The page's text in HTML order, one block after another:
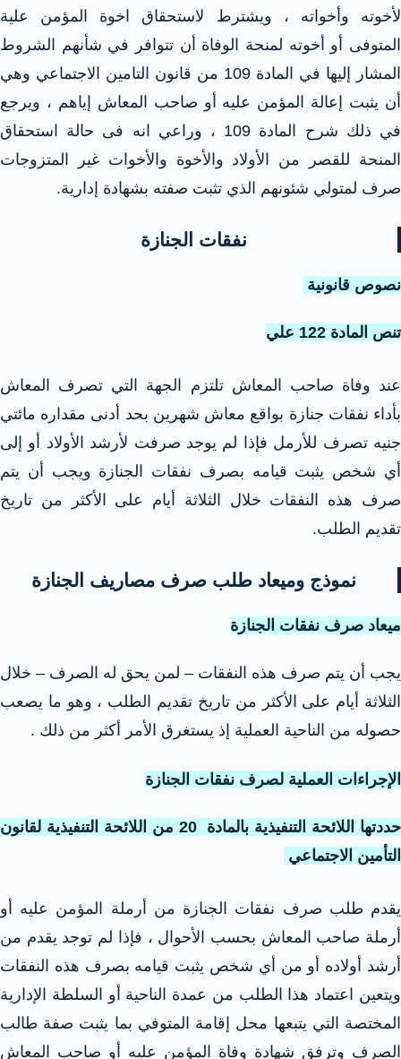
لأخوته وأخواته ، ويشترط لاستحقاق اخوة المؤمن علية
المتوفى أو أخوته لمنحة الوفاة أن تتوافر في شأنهم الشروط
المشار إليها في المادة 109 من قانون التامين الاجتماعي وهي
أن يثبت إعالة المؤمن عليه أو صاحب المعاش إياهم ، ويرجع
في ذلك شرح المادة 109 ، وراعي انه فى حالة استحقاق
المنحة للقصر من الأولاد والأخوة والأخوات غير المتزوجات
صرف لمتولي شئونهم الذي تثبت صفته بشهادة إدارية.
نفقات الجنازة
نصوص قانونية
تنص المادة 122 علي
عند وفاة صاحب المعاش تلتزم الجهة التي تصرف المعاش
بأداء نفقات جنازة بواقع معاش شهرين بحد أدنى مقداره مائتي
جنيه تصرف للأرمل فإذا لم يوجد صرفت لأرشد الأولاد أو إلى
أي شخص يثبت قيامه بصرف نفقات الجنازة ويجب أن يتم
صرف هذه النفقات خلال الثلاثة أيام على الأكثر من تاريخ
تقديم الطلب.
نموذج وميعاد طلب صرف مصاريف الجنازة
ميعاد صرف نفقات الجنازة
يجب أن يتم صرف هذه النفقات – لمن يحق له الصرف – خلال
الثلاثة أيام على الأكثر من تاريخ تقديم الطلب ، وهو ما يصعب
حصوله من الناحية العملية إذ يستغرق الأمر أكثر من ذلك .
الإجراءات العملية لصرف نفقات الجنازة
حددتها اللائحة التنفيذية بالمادة 20 من اللائحة التنفيذية لقانون
التأمين الاجتماعي
يقدم طلب صرف نفقات الجنازة من أرملة المؤمن عليه أو
أرملة صاحب المعاش بحسب الأحوال ، فإذا لم توجد يقدم من
أرشد أولاده أو من أي شخص يثبت قيامه بصرف هذه النفقات
ويتعين اعتماد هذا الطلب من عمدة الناحية أو السلطة الإدارية
المختصة التي يتبعها محل إقامة المتوفي بما يثبت صفة طالب
الصرف وترفق شهادة وفاة المؤمن عليه أو صاحب المعاش